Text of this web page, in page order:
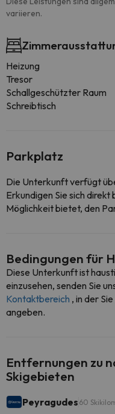
variieren.
Heizung
Tresor
Schallgeschützter Raum
Schreibtisch
Parkplatz
Die Unterkunft verfügt
Erkundigen Sie sich
Möglichkeit bietet, den
Bedingungen für
Diese Unterkunft ist
einzusehen, senden Sie
Kontaktbereich , in der
angeben.
Entfernungen zu
Skigebieten
Peyragudes 60